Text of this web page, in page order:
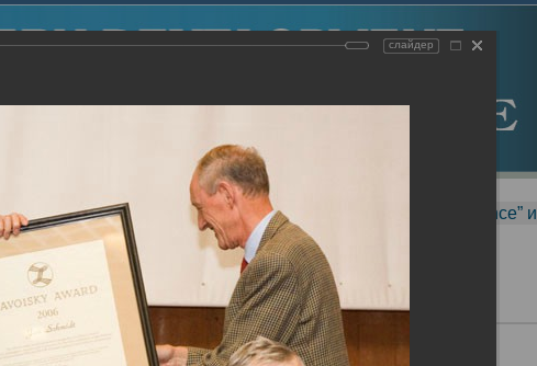
конференция “Modern Development of Magnetic Resonance” и
г.
слайдер